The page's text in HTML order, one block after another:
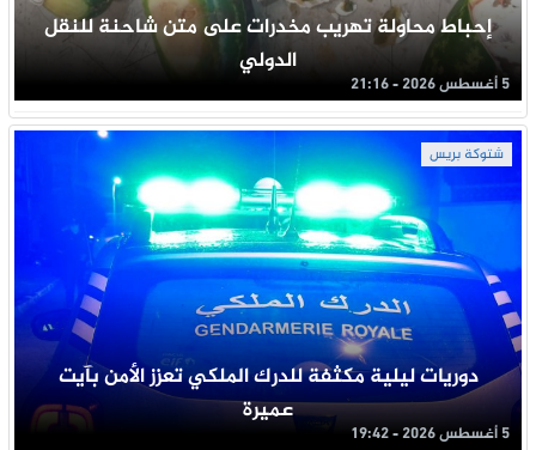
إحباط محاولة تهريب مخدرات على متن شاحنة للنقل
الدولي
5 أغسطس 2026 - 21:16
شتوكة بريس
دوريات ليلية مكثفة للدرك الملكي تعزز الأمن بآيت
عميرة
5 أغسطس 2026 - 19:42